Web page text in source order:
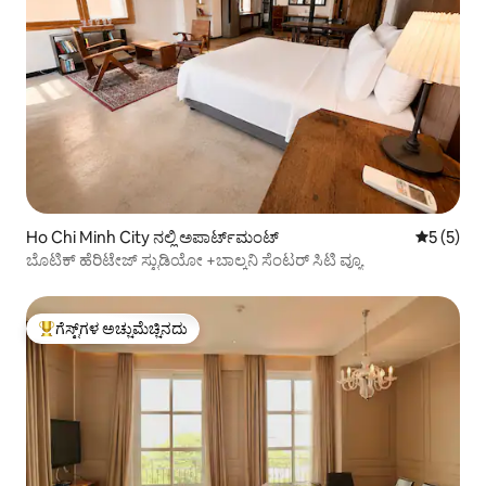
Ho Chi Minh City ನಲ್ಲಿ ಅಪಾರ್ಟ್‌ಮಂಟ್ 5 ರಲ್ಲಿ 5
5 (5)
ಬೊಟಿಕ್ ಹೆರಿಟೇಜ್ ಸ್ಟುಡಿಯೋ +ಬಾಲ್ಕನಿ ಸೆಂಟರ್ ಸಿಟಿ ವ್ಯೂ
ಗೆಸ್ಟ್‌ಗಳಿಗೆ ಅತಿ ಹೆಚ್ಚು ಅಚ್ಚುಮೆಚ್ಚಿನದು
ಗೆಸ್ಟ್‌ಗಳ ಅಚ್ಚುಮೆಚ್ಚಿನದು